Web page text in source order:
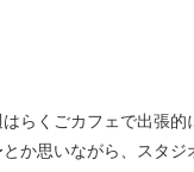
らくごカフェで出張
か思いながら、スタ